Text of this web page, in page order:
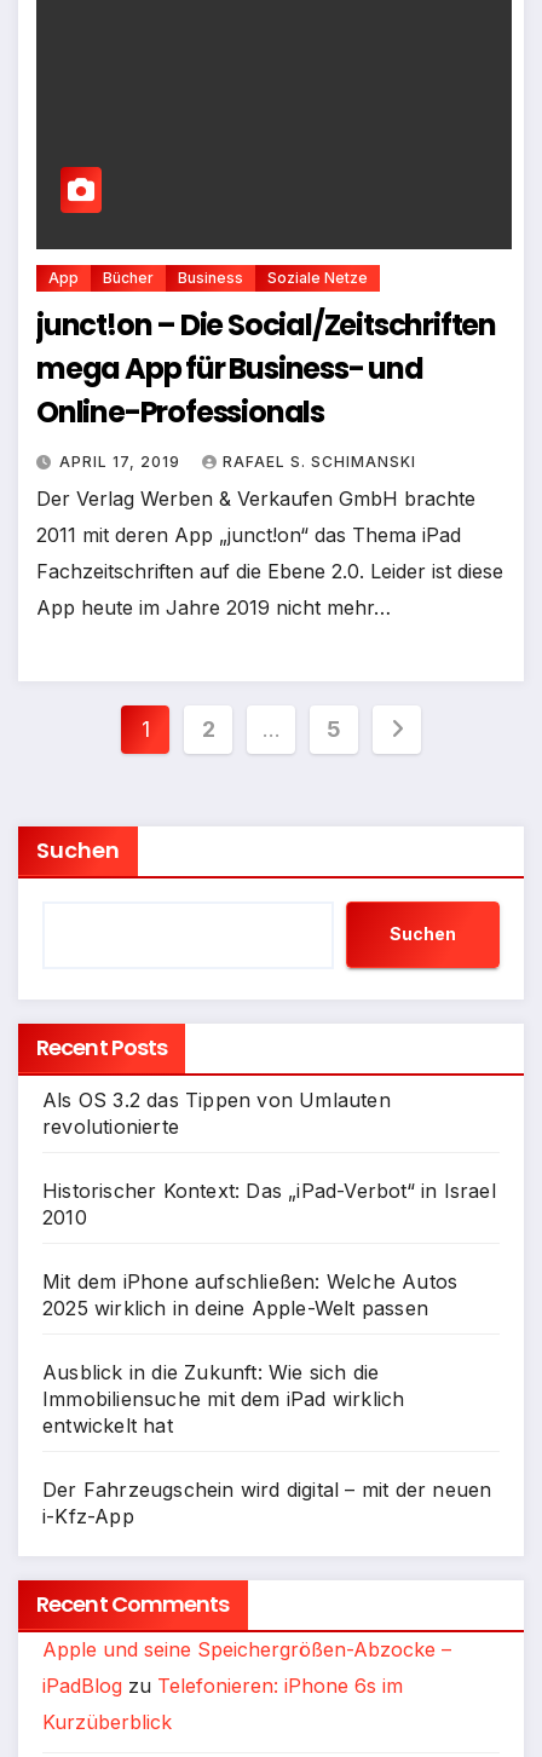
App Bücher Business Soziale Netze
junct!on – Die Social/Zeitschriften
mega App für Business- und
Online-Professionals
APRIL 17, 2019 RAFAEL S. SCHIMANSKI
Der Verlag Werben & Verkaufen GmbH brachte
2011 mit deren App „junct!on“ das Thema iPad
Fachzeitschriften auf die Ebene 2.0. Leider ist diese
App heute im Jahre 2019 nicht mehr…
Seitennummerierung
Beiträge
1 2 … 5
Suchen
Suchen
Recent Posts
Als OS 3.2 das Tippen von Umlauten
revolutionierte
Historischer Kontext: Das „iPad-Verbot“ in Israel
2010
Mit dem iPhone aufschließen: Welche Autos
2025 wirklich in deine Apple-Welt passen
Ausblick in die Zukunft: Wie sich die
Immobiliensuche mit dem iPad wirklich
entwickelt hat
Der Fahrzeugschein wird digital – mit der neuen
i-Kfz-App
Recent Comments
Apple und seine Speichergrößen-Abzocke –
iPadBlog zu Telefonieren: iPhone 6s im
Kurzüberblick